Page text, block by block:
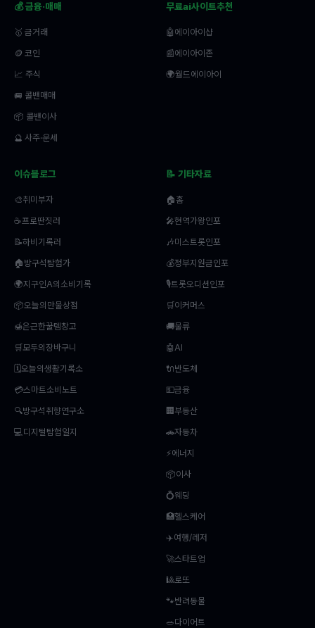
💰 금융·매매
🥇 금거래
🪙 코인
📈 주식
🚐 콜밴매매
📦 콜밴이사
🔮 사주·운세
무료ai사이트추천
🤖에이아이샵
📰에이아이존
🌍월드에이아이
이슈블로그
🎨취미부자
☕프로딴짓러
📝하비기록러
🏠방구석탐험가
🌍지구인A의소비기록
📦오늘의만물상점
🍯은근한꿀템창고
🛒모두의장바구니
🗓️오늘의생활기록소
💳스마트소비노트
🔍방구석취향연구소
💻디지털탐험일지
📝 기타자료
🏠홈
🎤현역가왕인포
🎶미스트롯인포
💰정부지원금인포
🎙️트롯오디션인포
🛒이커머스
🚚물류
🤖AI
🔌반도체
💵금융
🏢부동산
🚗자동차
⚡에너지
📦이사
💍웨딩
🏥헬스케어
✈️여행/레저
🚀스타트업
🎱로또
🐾반려동물
🥗다이어트